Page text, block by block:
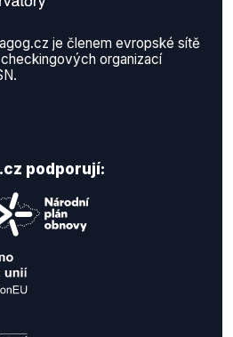
je členem evropské sítě
organizací
podporují: